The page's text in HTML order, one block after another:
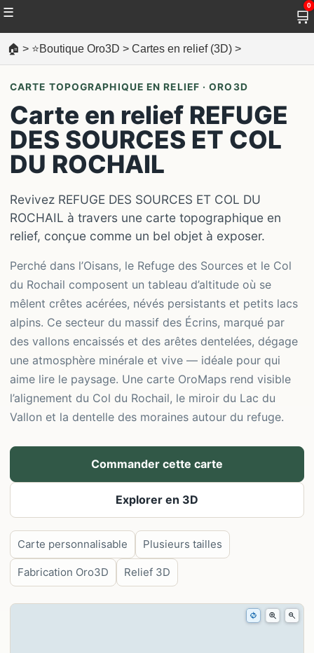
☰ 🛒
0
🏠 > ⭐Boutique Oro3D > Cartes en relief (3D) >
CARTE TOPOGRAPHIQUE EN RELIEF · ORO3D
Carte en relief REFUGE
DES SOURCES ET COL
DU ROCHAIL
Revivez REFUGE DES SOURCES ET COL DU
ROCHAIL à travers une carte topographique en
relief, conçue comme un bel objet à exposer.
Perché dans l’Oisans, le Refuge des Sources et le Col
du Rochail composent un tableau d’altitude où se
mêlent crêtes acérées, névés persistants et petits lacs
alpins. Ce secteur du massif des Écrins, marqué par
des vallons encaissés et des arêtes dentelées, dégage
une atmosphère minérale et vive — idéale pour qui
aime lire le paysage. Une carte OroMaps rend visible
l’alignement du Col du Rochail, le miroir du Lac du
Vallon et la dentelle des moraines autour du refuge.
Commander cette carte
Explorer en 3D
Carte personnalisable Plusieurs tailles
Fabrication Oro3D Relief 3D